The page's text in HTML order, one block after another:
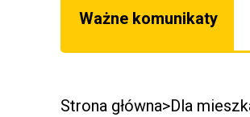
Ważne komunikaty
Strona główna Dla